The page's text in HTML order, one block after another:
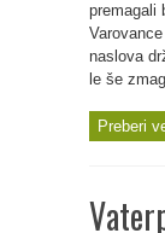
premagali
naslova
le še
Preberi